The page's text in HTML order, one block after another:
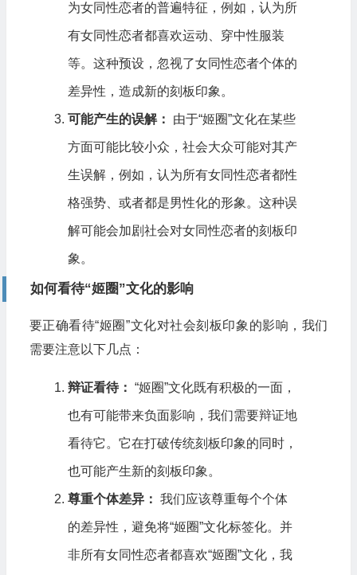
为女同性恋者的普遍特征，例如，认为所
有女同性恋者都喜欢运动、穿中性服装
等。这种预设，忽视了女同性恋者个体的
差异性，造成新的刻板印象。
可能产生的误解： 由于“姬圈”文化在某些
方面可能比较小众，社会大众可能对其产
生误解，例如，认为所有女同性恋者都性
格强势、或者都是男性化的形象。这种误
解可能会加剧社会对女同性恋者的刻板印
象。
如何看待“姬圈”文化的影响
要正确看待“姬圈”文化对社会刻板印象的影响，我们
需要注意以下几点：
辩证看待： “姬圈”文化既有积极的一面，
也有可能带来负面影响，我们需要辩证地
看待它。它在打破传统刻板印象的同时，
也可能产生新的刻板印象。
尊重个体差异： 我们应该尊重每个个体
的差异性，避免将“姬圈”文化标签化。并
非所有女同性恋者都喜欢“姬圈”文化，我